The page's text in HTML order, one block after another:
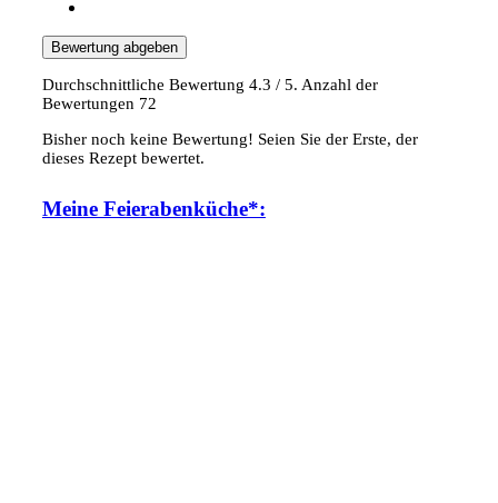
Bewertung abgeben
Durchschnittliche Bewertung 4.3 / 5. Anzahl der
Bewertungen 72
Bisher noch keine Bewertung! Seien Sie der Erste, der
dieses Rezept bewertet.
Meine Feierabenküche*: